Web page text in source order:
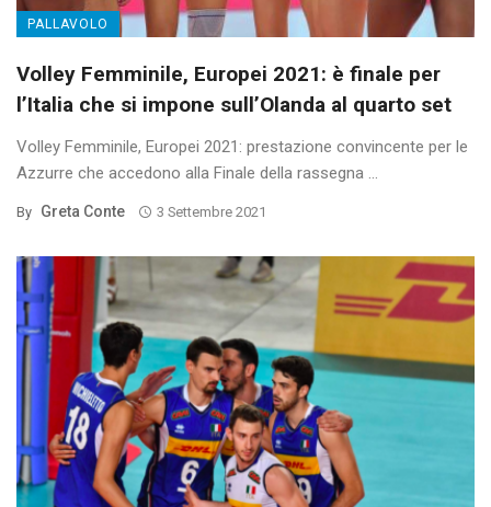
PALLAVOLO
Volley Femminile, Europei 2021: è finale per
l’Italia che si impone sull’Olanda al quarto set
Volley Femminile, Europei 2021: prestazione convincente per le
Azzurre che accedono alla Finale della rassegna ...
By Greta Conte 3 Settembre 2021